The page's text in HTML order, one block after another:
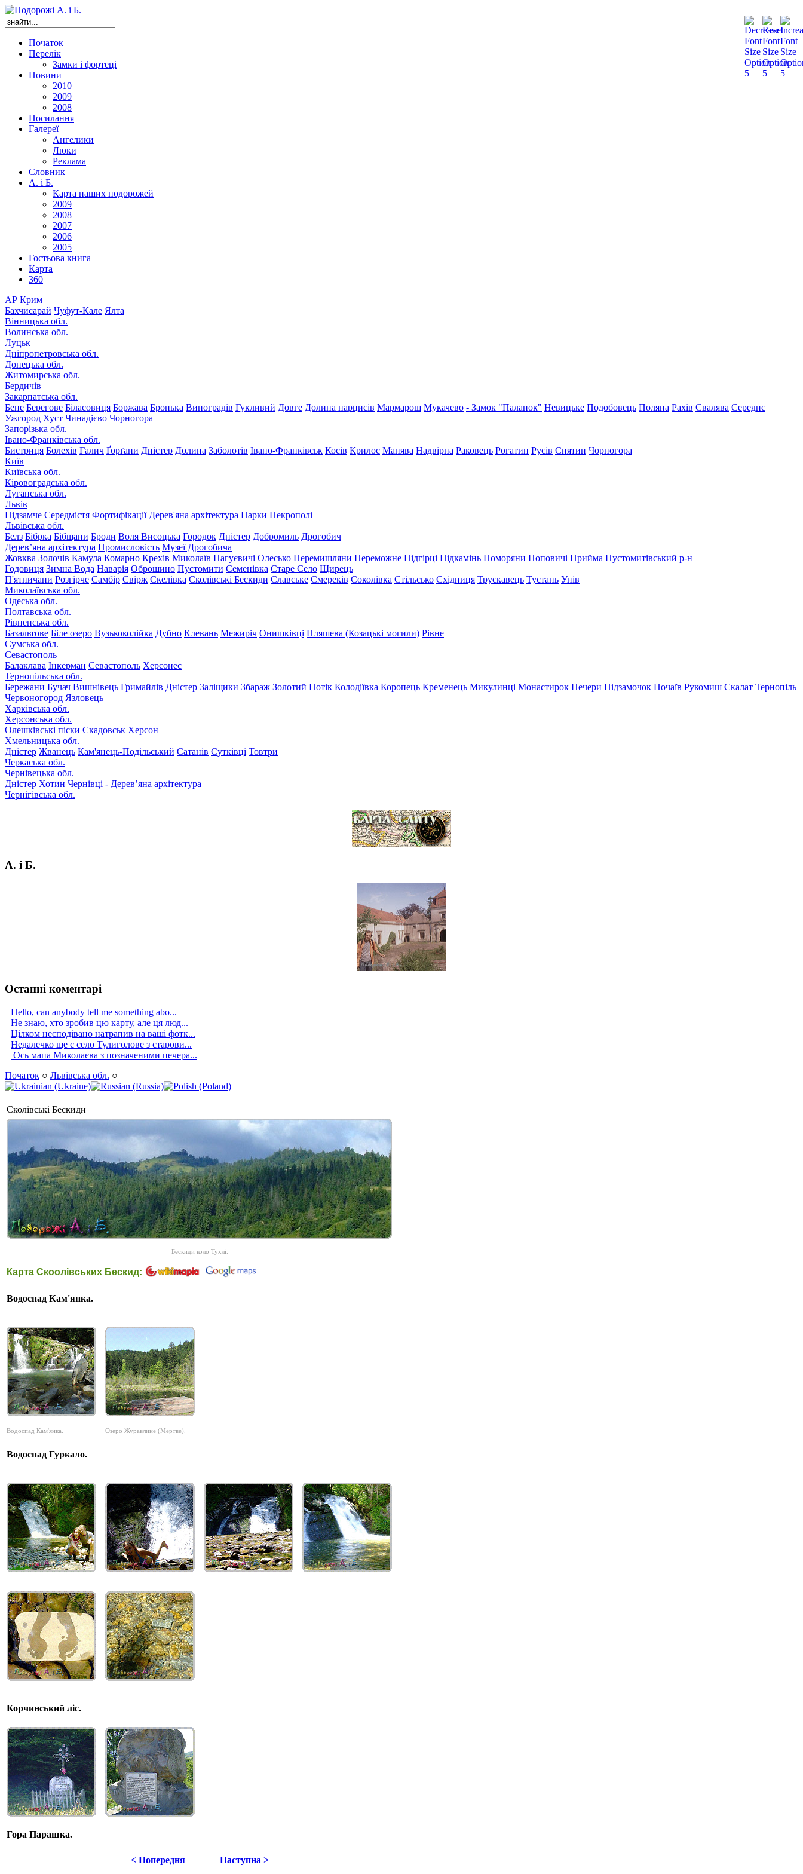
Початок
Перелік
Замки і фортеці
Новини
2010
2009
2008
Посилання
Галереї
Ангелики
Люки
Реклама
Словник
А. і Б.
Карта наших подорожей
2009
2008
2007
2006
2005
Гостьова книга
Карта
360
АР Крим
Бахчисарай Чуфут-Кале Ялта
Вінницька обл.
Волинська обл.
Луцьк
Дніпропетровська обл.
Донецька обл.
Житомирська обл.
Бердичів
Закарпатська обл.
Бене Берегове Біласовиця Боржава Бронька Виноградів Гукливий Довге Долина нарцисів Мармарош Мукачево - Замок "Паланок" Невицьке Подобовець Поляна Рахів Свалява Середнє
Ужгород Хуст Чинадієво Чорногора
Запорізька обл.
Івано-Франківська обл.
Бистриця Болехів Галич Ґорґани Дністер Долина Заболотів Івано-Франківськ Косів Крилос Манява Надвірна Раковець Рогатин Русів Снятин Чорногора
Київ
Київська обл.
Кіровоградська обл.
Луганська обл.
Львів
Підзамче Середмістя Фортифікації Дерев'яна архітектура Парки Некрополі
Львівська обл.
Белз Бібрка Бібщани Броди Воля Висоцька Городок Дністер Добромиль Дрогобич
Дерев’яна архітектура Промисловість Музеї Дрогобича
Жовква Золочів Камула Комарно Крехів Миколаїв Нагуєвичі Олесько Перемишляни Переможне Підгірці Підкамінь Поморяни Поповичі Прийма Пустомитівський р-н
Годовиця Зимна Вода Наварія Оброшино Пустомити Семенівка Старе Село Щирець
П'ятничани Розгірче Самбір Свірж Скелівка Сколівські Бескиди Славське Смереків Соколівка Стільсько Східниця Трускавець Тустань Унів
Миколаївська обл.
Одеська обл.
Полтавська обл.
Рівненська обл.
Базальтове Біле озеро Вузькоколійка Дубно Клевань Межиріч Онишківці Пляшева (Козацькі могили) Рівне
Сумська обл.
Севастополь
Балаклава Інкерман Севастополь Херсонес
Тернопільська обл.
Бережани Бучач Вишнівець Гримайлів Дністер Заліщики Збараж Золотий Потік Колодіївка Коропець Кременець Микулинці Монастирок Печери Підзамочок Почаїв Рукомиш Скалат Тернопіль
Червоногород Язловець
Харківська обл.
Херсонська обл.
Олешківські піски Скадовськ Херсон
Хмельницька обл.
Дністер Жванець Кам'янець-Подільський Сатанів Сутківці Товтри
Черкаська обл.
Чернівецька обл.
Дністер Хотин Чернівці - Дерев’яна архітектура
Чернігівська обл.
А. і Б.
Останні коментарі
Hello, can anybody tell me something abo...
Не знаю, хто зробив цю карту, але ця люд...
Цілком несподівано натрапив на ваші фотк...
Недалечко ще є село Тулиголове з старови...
Ось мапа Миколаєва з позначеними печера...
Початок ○ Львівська обл. ○
Сколівські Бескиди
Бескиди коло Тухлі.
Карта Скоолівських Бескид:
Водоспад Кам'янка.
Водоспад Кам'янка. Озеро Журавлине (Мертве).
Водоспад Гуркало.
Корчинський ліс.
Гора Парашка.
< Попередня Наступна >